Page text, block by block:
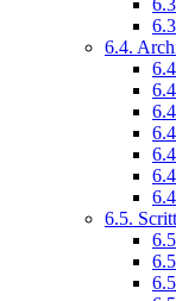
6.4.
6.5.